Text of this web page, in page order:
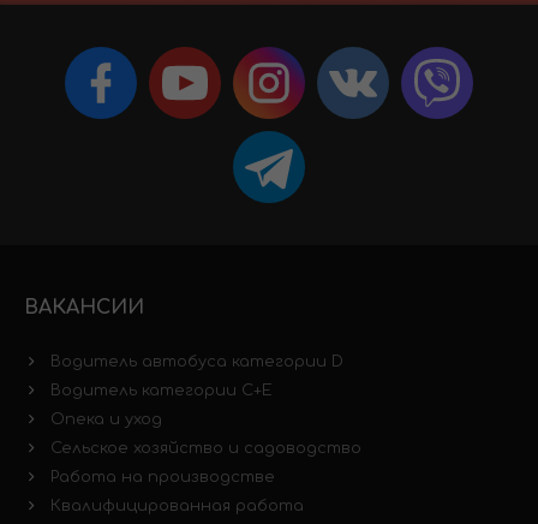
ВАКАНСИИ
Водитель автобуса категории D
Водитель категории C+E
Опека и уход
Сельское хозяйство и садоводство
Работа на производстве
Квалифицированная работа